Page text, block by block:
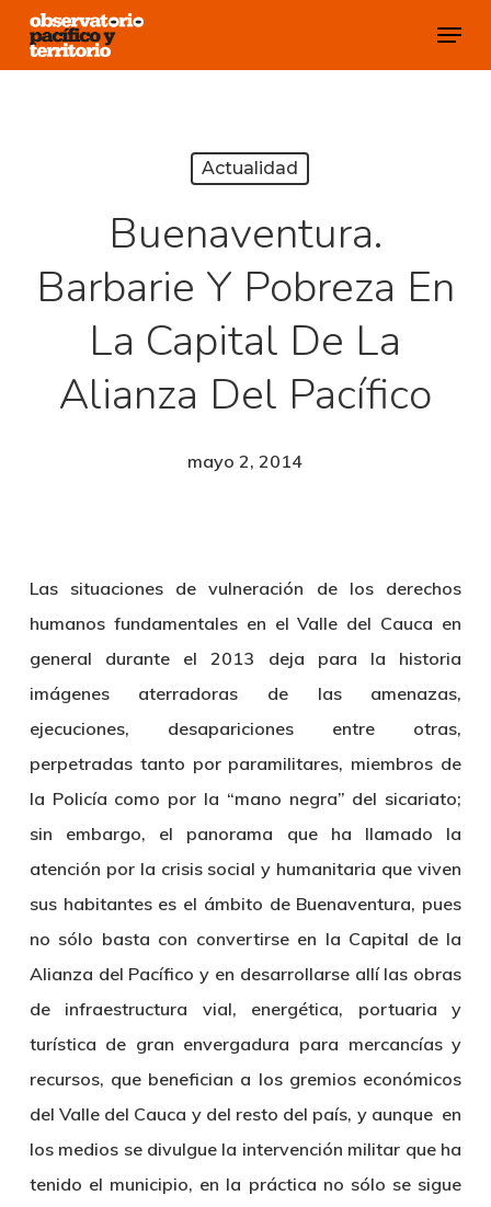
Skip
Menu
Actualidad
Buenaventura.
Barbarie Y Pobreza En
La Capital De La
Alianza Del Pacífico
mayo 2, 2014
Las situaciones de vulneración de los derechos
humanos fundamentales en el Valle del Cauca en
general durante el 2013 deja para la historia
imágenes aterradoras de las amenazas,
ejecuciones, desapariciones entre otras,
perpetradas tanto por paramilitares, miembros de
la Policía como por la “mano negra” del sicariato;
sin embargo, el panorama que ha llamado la
atención por la crisis social y humanitaria que viven
sus habitantes es el ámbito de Buenaventura, pues
no sólo basta con convertirse en la Capital de la
Alianza del Pacífico y en desarrollarse allí las obras
de infraestructura vial, energética, portuaria y
turística de gran envergadura para mercancías y
recursos, que benefician a los gremios económicos
del Valle del Cauca y del resto del país, y aunque en
los medios se divulgue la intervención militar que ha
tenido el municipio, en la práctica no sólo se sigue
Close